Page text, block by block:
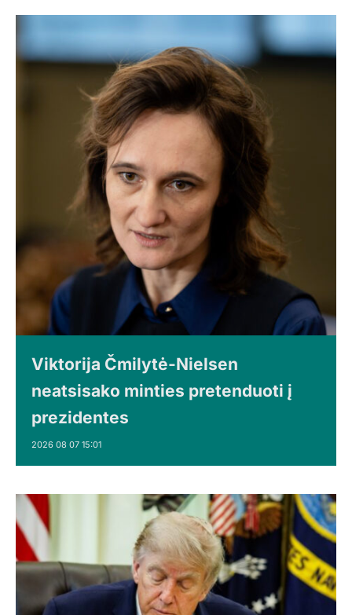
Viktorija Čmilytė-Nielsen
neatsisako minties pretenduoti į
prezidentes
2026 08 07 15:01